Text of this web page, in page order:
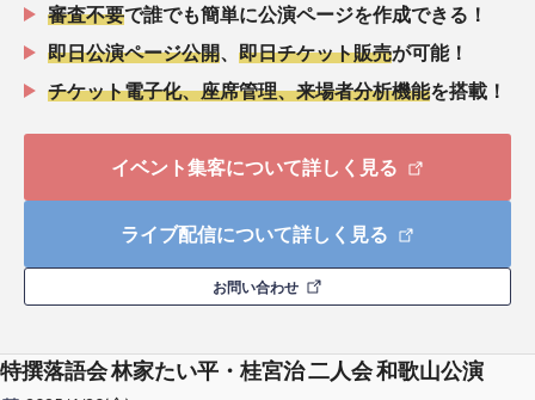
審査不要で誰でも簡単に公演ページを作成できる！
即日公演ページ公開
即日チケット販売が可能！
チケット電子化、座席管理、来場者分析機能を搭載！
イベント集客について詳しく見る
ライブ配信について詳しく見る
お問い合わせ
特撰落語会 林家たい平・桂宮治 二人会 和歌山公演